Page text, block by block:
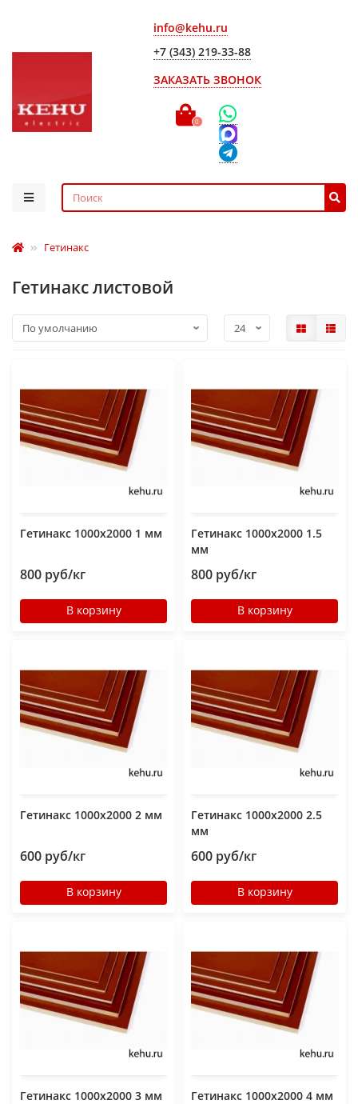
info@kehu.ru
+7 (343) 219-33-88
ЗАКАЗАТЬ ЗВОНОК
0
Гетинакс
Гетинакс листовой
Гетинакс 1000х2000 1 мм
800 руб/кг
В корзину
Гетинакс 1000х2000 1.5
мм
800 руб/кг
В корзину
Гетинакс 1000х2000 2 мм
600 руб/кг
В корзину
Гетинакс 1000х2000 2.5
мм
600 руб/кг
В корзину
Гетинакс 1000х2000 3 мм Гетинакс 1000х2000 4 мм